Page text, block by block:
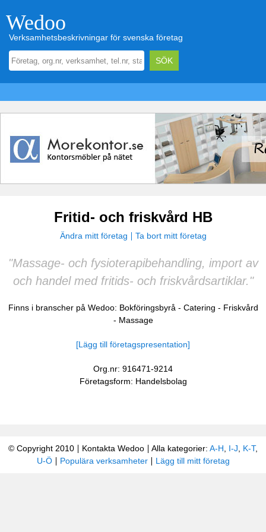
Wedoo
Verksamhetsbeskrivningar för svenska företag
Fritid- och friskvård HB
Ändra mitt företag Ta bort mitt företag
"Massage- och fysioterapibehandling, import av
och handel med fritids- och friskvårdsartiklar."
Finns i branscher på Wedoo: Bokföringsbyrå - Catering - Friskvård
- Massage
[Lägg till företagspresentation]
Org.nr: 916471-9214
Företagsform: Handelsbolag
© Copyright 2010 Kontakta Wedoo Alla kategorier: A-H I-J K-T,
U-Ö
Populära verksamheter Lägg till mitt företag